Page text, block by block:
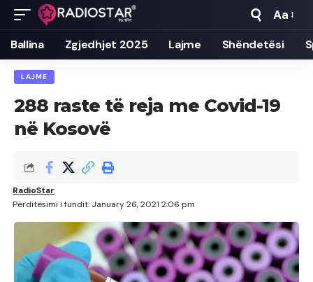
Font
Resizer
Aa
Ballina Zgjedhjet 2025 Lajme Shëndetësi
LAJME
288 raste të reja me Covid-19
në Kosovë
Përditësimi i fundit: January 26, 2021 2:06 pm
RadioStar